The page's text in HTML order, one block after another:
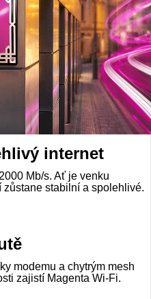
internet
Mb/s. Ať je venku
stabilní a spolehlivé.
modemu a chytrým mesh
zajistí Magenta Wi-Fi.